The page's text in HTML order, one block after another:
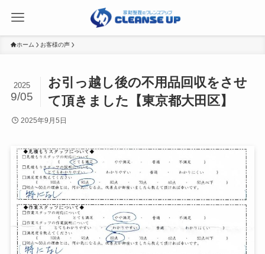
ホーム お客様の声
お引っ越し後の不用品回収をさせ
て頂きました【東京都大田区】
2025
9/05
2025年9月5日